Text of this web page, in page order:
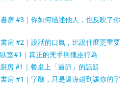
房 #3｜你如何描述他人，也反映了你
房 #2｜說話的口氣，比說什麼更重要
室#1｜真正的兇手與獵巫行為
房 #1｜餐桌上「過節」的話題
房 #1｜字醜，只是還沒碰到讓你的字